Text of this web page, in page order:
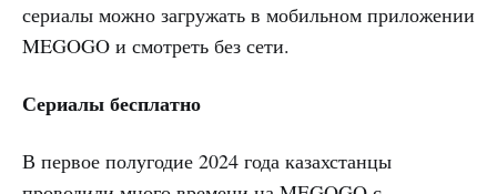
сериалы можно загружать в мобильном приложении
MEGOGO и смотреть без сети.
Сериалы бесплатно
В первое полугодие 2024 года казахстанцы